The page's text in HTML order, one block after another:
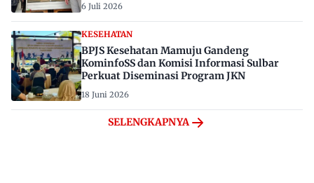
6 Juli 2026
KESEHATAN
BPJS Kesehatan Mamuju Gandeng
KominfoSS dan Komisi Informasi Sulbar
Perkuat Diseminasi Program JKN
18 Juni 2026
SELENGKAPNYA